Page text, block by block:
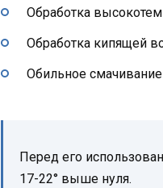
Обработка
Обработка кипящей
Обильное
Перед его
17-22° выше нуля.